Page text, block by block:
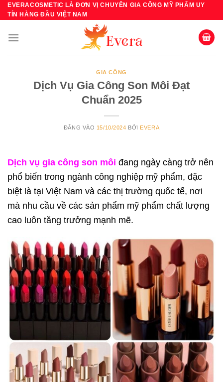
Bỏ
qua
dung
EVERACOSMETIC LÀ ĐƠN VỊ CHUYÊN GIA CÔNG MỸ PHẨM UY
TÍN HÀNG ĐẦU VIỆT NAM
GIA CÔNG
Dịch Vụ Gia Công Son Môi Đạt
Chuẩn 2025
ĐĂNG VÀO 15/10/2024 BỞI EVERA
Dịch vụ gia công son môi đang ngày càng trở nên
phổ biến trong ngành công nghiệp mỹ phẩm, đặc
biệt là tại Việt Nam và các thị trường quốc tế, nơi
mà nhu cầu về các sản phẩm mỹ phẩm chất lượng
cao luôn tăng trưởng mạnh mẽ.